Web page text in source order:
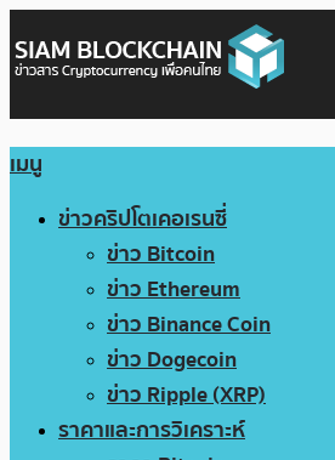
เมนู
ข่าวคริปโตเคอเรนซี่
ข่าว Bitcoin
ข่าว Ethereum
ข่าว Binance Coin
ข่าว Dogecoin
ข่าว Ripple (XRP)
ราคาและการวิเคราะห์